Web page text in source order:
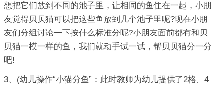
想把它们放到不同的池子里，让相同的鱼住在一起，小朋
友觉得贝贝猫可以把这些鱼放到几个池子里呢?现在小朋
友们分组讨论一下按什么标准分呢?小朋友面前都有和贝
贝猫一模一样的鱼，我们就动手试一试，帮贝贝猫分一分
吧!
3、(幼儿操作“小猫分鱼”：此时教师为幼儿提供了2格、4